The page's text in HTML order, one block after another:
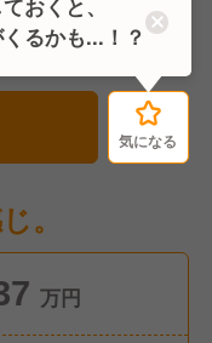
討中
気になる
。
万円
気になる
おくと、
るかも...！？